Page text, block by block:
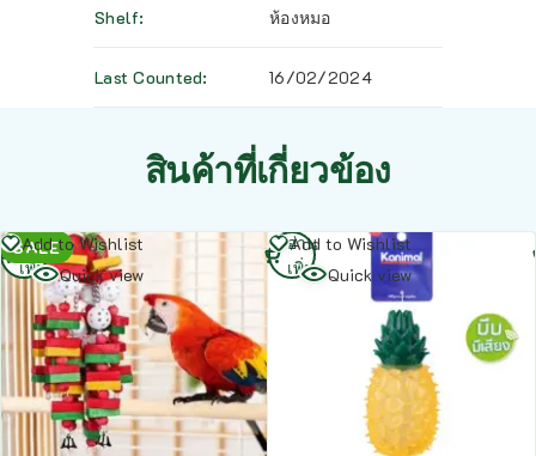
Shelf ห้องหมอ
Last Counted 16/02/2024
สินค้าที่เกี่ยวข้อง
SALE
Add to Wishlist
Quick view
อ่าน
เพิ่ม
Add to Wishlist
Quick view
อ่าน
เพิ่ม